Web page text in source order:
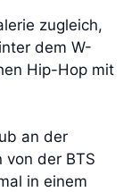
zugleich,
dem W-
Hip-Hop mit
an der
von der BTS
in einem